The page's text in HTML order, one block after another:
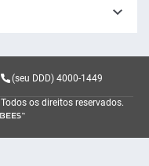
(seu DDD) 4000-1449
Todos os direitos reservados.